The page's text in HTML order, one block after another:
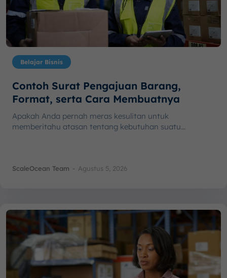
Belajar Bisnis
Contoh Surat Pengajuan Barang,
Format, serta Cara Membuatnya
Apakah Anda pernah meras kesulitan untuk
memberitahu atasan tentang kebutuhan suatu...
ScaleOcean Team - Agustus 5, 2026